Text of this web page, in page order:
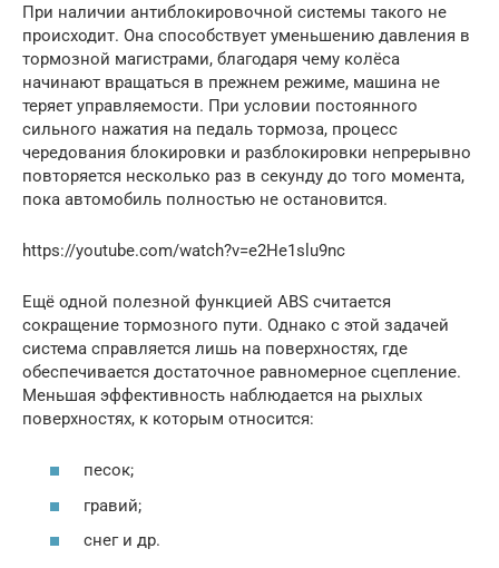
При наличии антиблокировочной системы такого не
происходит. Она способствует уменьшению давления в
тормозной магистрами, благодаря чему колёса
начинают вращаться в прежнем режиме, машина не
теряет управляемости. При условии постоянного
сильного нажатия на педаль тормоза, процесс
чередования блокировки и разблокировки непрерывно
повторяется несколько раз в секунду до того момента,
пока автомобиль полностью не остановится.
https://youtube.com/watch?v=e2He1slu9nc
Ещё одной полезной функцией ABS считается
сокращение тормозного пути. Однако с этой задачей
система справляется лишь на поверхностях, где
обеспечивается достаточное равномерное сцепление.
Меньшая эффективность наблюдается на рыхлых
поверхностях, к которым относится:
песок;
гравий;
снег и др.